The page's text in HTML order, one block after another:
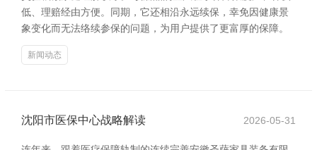
低、理赔经由方便。同期，它还相沿永远续保，幸免因健康景
象变化而无法络续参保的问题，为用户提供了更富厚的保障。
新闻动态
沈阳市医保中心战略解读 2026-05-31